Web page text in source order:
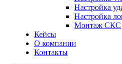
Настройка
Настройка
Монтаж СКС
Кейсы
О компании
Контакты